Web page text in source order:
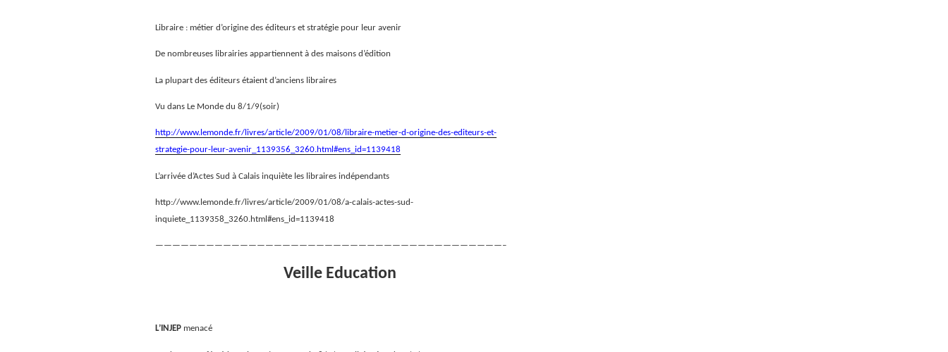
Libraire : métier d’origine des éditeurs et stratégie pour leur avenir
De nombreuses librairies appartiennent à des maisons d’édition
La plupart des éditeurs étaient d’anciens libraires
Vu dans Le Monde du 8/1/9(soir)
http://www.lemonde.fr/livres/article/2009/01/08/libraire-metier-d-origine-des-editeurs-et-
strategie-pour-leur-avenir_1139356_3260.html#ens_id=1139418
L’arrivée d’Actes Sud à Calais inquiète les libraires indépendants
http://www.lemonde.fr/livres/article/2009/01/08/a-calais-actes-sud-
inquiete_1139358_3260.html#ens_id=1139418
—————————————————————————————————————————–
Veille Education
L’INJEP menacé